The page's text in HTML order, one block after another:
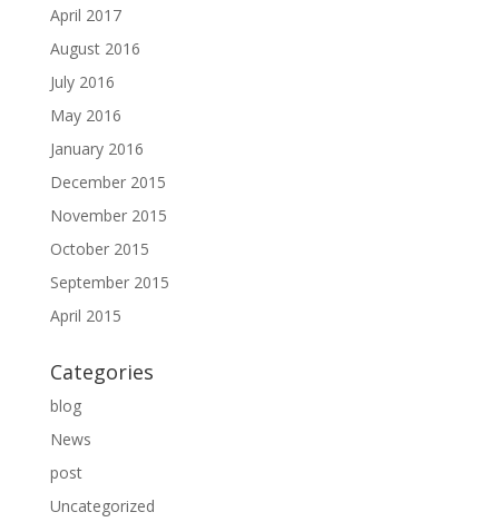
April 2017
August 2016
July 2016
May 2016
January 2016
December 2015
November 2015
October 2015
September 2015
April 2015
Categories
blog
News
post
Uncategorized